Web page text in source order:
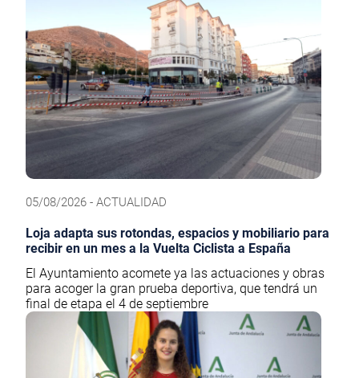
05/08/2026 - ACTUALIDAD
Loja adapta sus rotondas, espacios y mobiliario para
recibir en un mes a la Vuelta Ciclista a España
El Ayuntamiento acomete ya las actuaciones y obras
para acoger la gran prueba deportiva, que tendrá un
final de etapa el 4 de septiembre